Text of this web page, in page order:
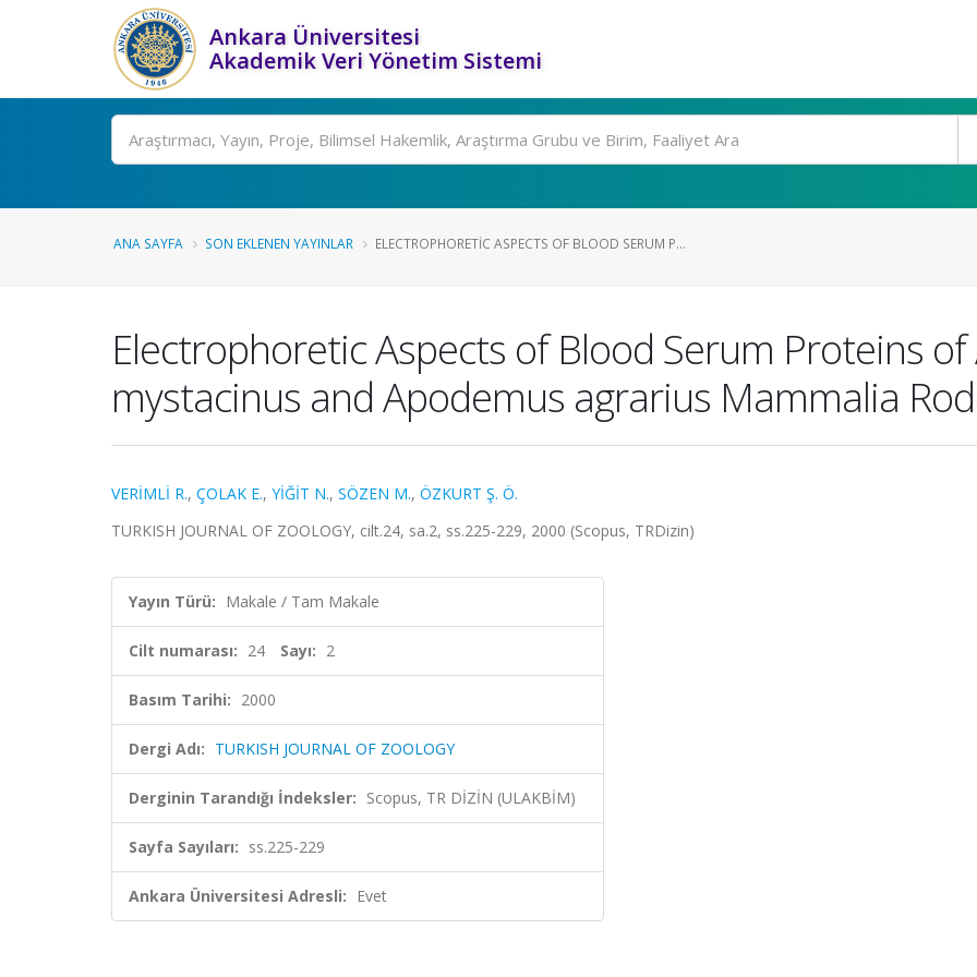
Ankara Üniversitesi
Akademik Veri Yönetim Sistemi
Ara
ANA SAYFA SON EKLENEN YAYINLAR ELECTROPHORETIC ASPECTS OF BLOOD SERUM P...
Electrophoretic Aspects of Blood Serum Proteins
mystacinus and Apodemus agrarius Mammalia
VERİMLİ R., ÇOLAK E., YİĞİT N., SÖZEN M., ÖZKURT Ş. Ö.
TURKISH JOURNAL OF ZOOLOGY, cilt.24, sa.2, ss.225-229, 2000 (Scopus, TRDizin)
Yayın Türü: Makale / Tam Makale
Cilt numarası: 24 Sayı: 2
Basım Tarihi: 2000
Dergi Adı: TURKISH JOURNAL OF ZOOLOGY
Derginin Tarandığı İndeksler: Scopus, TR DİZİN (ULAKBİM)
Sayfa Sayıları: ss.225-229
Ankara Üniversitesi Adresli: Evet